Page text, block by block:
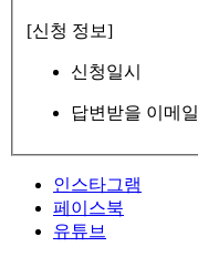
[신청 정보]
신청일시
답변받을 이메일
인스타그램
페이스북
유튜브